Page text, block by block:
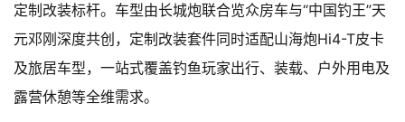
定制改装标杆。车型由长城炮联合览众房车与“中国钓王”天
元邓刚深度共创，定制改装套件同时适配山海炮Hi4-T皮卡
及旅居车型，一站式覆盖钓鱼玩家出行、装载、户外用电及
露营休憩等全维需求。